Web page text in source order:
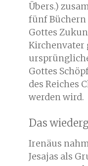
Übers.)
fünf Büchern
Gottes
Kirchenvater
Gottes
des Reiches
werden wird.
Das
Irenäus
Jesajas als